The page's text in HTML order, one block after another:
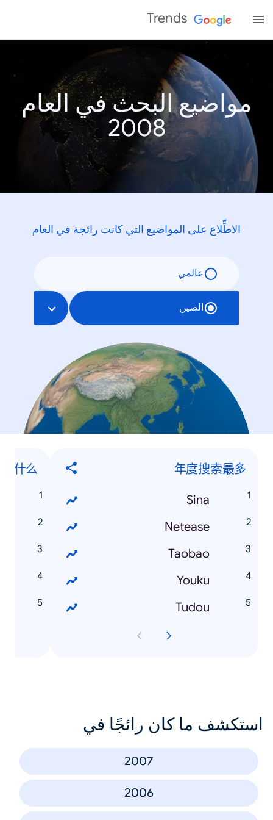
Trends
مواضيع البحث في العام
2008
الاطِّلاع على المواضيع التي كانت رائجة في العام
عالمي
الصين
年度搜索最多
Sina
Netease
Taobao
Youku
Tudou
什么”
استكشف ما كان رائجًا في
2007
2006